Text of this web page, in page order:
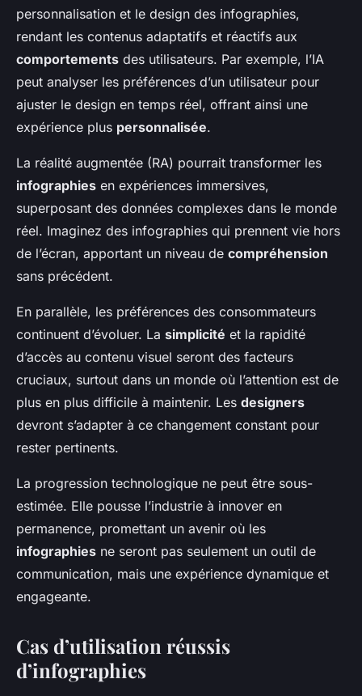
personnalisation et le design des infographies,
rendant les contenus adaptatifs et réactifs aux
comportements des utilisateurs. Par exemple, l’IA
peut analyser les préférences d’un utilisateur pour
ajuster le design en temps réel, offrant ainsi une
expérience plus personnalisée.
La réalité augmentée (RA) pourrait transformer les
infographies en expériences immersives,
superposant des données complexes dans le monde
réel. Imaginez des infographies qui prennent vie hors
de l’écran, apportant un niveau de compréhension
sans précédent.
En parallèle, les préférences des consommateurs
continuent d’évoluer. La simplicité et la rapidité
d’accès au contenu visuel seront des facteurs
cruciaux, surtout dans un monde où l’attention est de
plus en plus difficile à maintenir. Les designers
devront s’adapter à ce changement constant pour
rester pertinents.
La progression technologique ne peut être sous-
estimée. Elle pousse l’industrie à innover en
permanence, promettant un avenir où les
infographies ne seront pas seulement un outil de
communication, mais une expérience dynamique et
engageante.
Cas d’utilisation réussis
d’infographies